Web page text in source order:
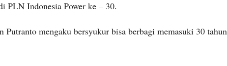
PLN Indonesia Power ke – 30.
mengaku bersyukur bisa berbagi memasuki 30 tahun